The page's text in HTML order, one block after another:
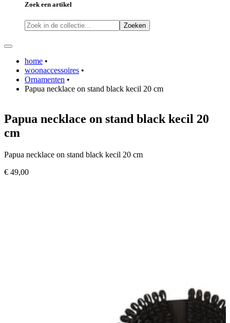
Zoek een artikel
Zoeken
home •
woonaccessoires •
Ornamenten •
Papua necklace on stand black kecil 20 cm
Papua necklace on stand black kecil 20
cm
Papua necklace on stand black kecil 20 cm
€ 49,00